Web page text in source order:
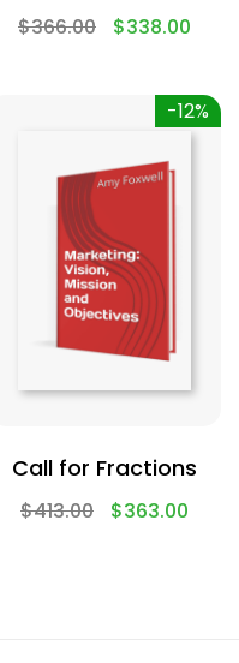
$366.00 $338.00
-12%
Call for Fractions
$413.00 $363.00